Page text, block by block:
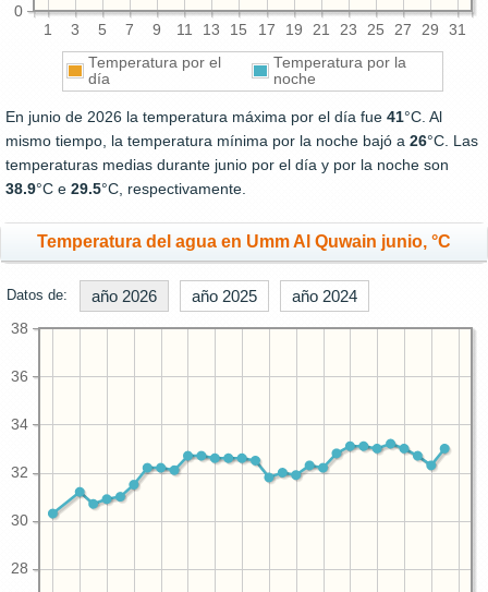
1 3 5 7 9 11 13 15 17 19 21 23 25 27 29 31
0
Temperatura por el
día
Temperatura por la
noche
En junio de 2026 la temperatura máxima por el día fue 41°C. Al
mismo tiempo, la temperatura mínima por la noche bajó a 26°C. Las
temperaturas medias durante junio por el día y por la noche son
38.9°C e 29.5°C, respectivamente.
Temperatura del agua en Umm Al Quwain junio, °C
Datos de: año 2026 año 2025 año 2024
28
30
32
34
36
38